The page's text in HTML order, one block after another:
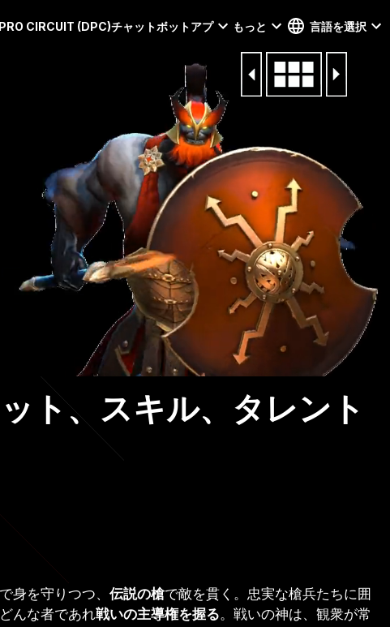
CIRCUIT (DPC)チャットボットアプ もっと 言語を選択
ト、スキル、タレント
で身を守りつつ、 伝説の槍で敵を貫く。忠実な槍兵たちに囲
んな者であれ戦いの主導権を握る。戦いの神は、観衆が常